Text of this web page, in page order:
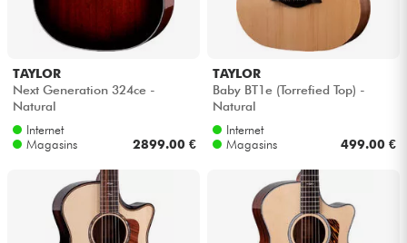
TAYLOR
Next Generation 324ce -
Natural
Internet
Magasins
2899.00 €
TAYLOR
Baby BT1e (Torrefied Top) -
Natural
Internet
Magasins
499.00 €